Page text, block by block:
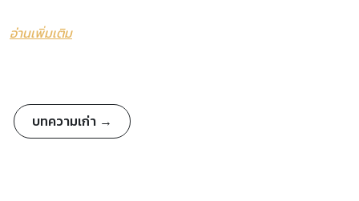
อ่านเพิ่มเติม
บทความเก่า →